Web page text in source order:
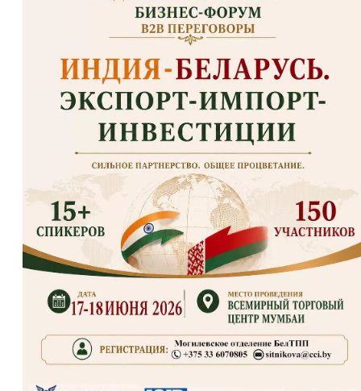
Ситникова Татьяна Владимировна,
тел./факс: +375222 778034,
e-mail:sitnikova@cci.by